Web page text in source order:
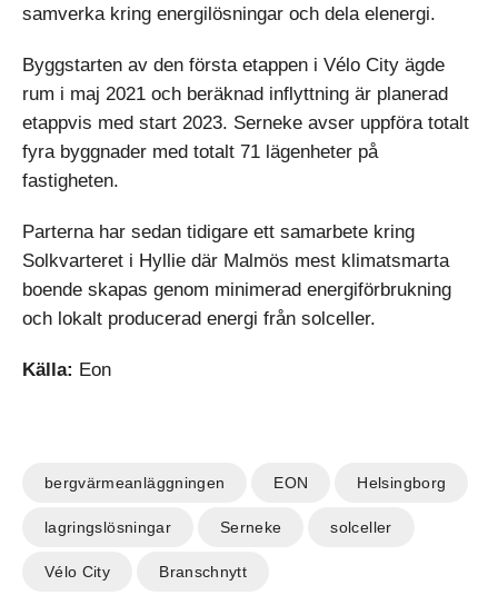
samverka kring energilösningar och dela elenergi.
Byggstarten av den första etappen i Vélo City ägde
rum i maj 2021 och beräknad inflyttning är planerad
etappvis med start 2023. Serneke avser uppföra totalt
fyra byggnader med totalt 71 lägenheter på
fastigheten.
Parterna har sedan tidigare ett samarbete kring
Solkvarteret i Hyllie där Malmös mest klimatsmarta
boende skapas genom minimerad energiförbrukning
och lokalt producerad energi från solceller.
Källa: Eon
bergvärmeanläggningen EON Helsingborg
lagringslösningar Serneke solceller
Vélo City Branschnytt